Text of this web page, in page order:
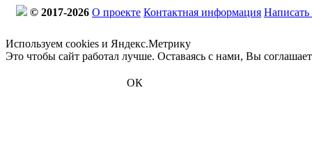
© 2017-2026 О проекте Контактная информация
Используем cookies и Яндекс.Метрику
Это чтобы сайт работал лучше. Оставаясь с нами, Вы
ОК